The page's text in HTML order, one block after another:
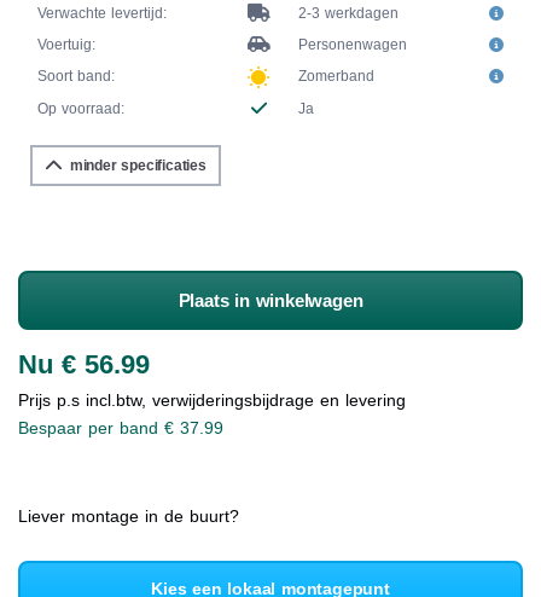
Verwachte levertijd:
2-3 werkdagen
Voertuig:
Personenwagen
Soort band:
Zomerband
Op voorraad:
Ja
minder specificaties
Plaats in winkelwagen
Nu € 56.99
Prijs p.s incl.btw, verwijderingsbijdrage en levering
Bespaar per band € 37.99
Liever montage in de buurt?
Kies een lokaal montagepunt